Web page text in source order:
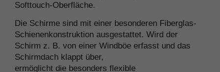
Softtouch-Oberfläche.
Die Schirme sind mit einer besonderen Fiberglas-
Schienenkonstruktion ausgestattet. Wird der
Schirm z. B. von einer Windböe erfasst und das
Schirmdach klappt über,
ermöglicht die besonders flexible